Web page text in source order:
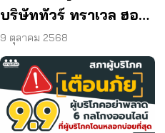
บริษัททัวร์ ทราเวล ฮอลิ
เดย์ ยุติกิจการ ไม่คืนเงิน
ผู้บริโภค
9 ตุลาคม 2568